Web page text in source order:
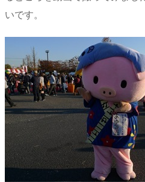
いです。